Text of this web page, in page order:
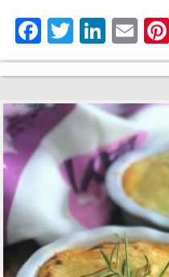
Fa
ce
bo
ok
T
wi
tte
r
Li
nk
ed
In
E
m
ail